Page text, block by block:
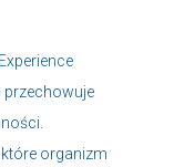
przechowuje
które organizm